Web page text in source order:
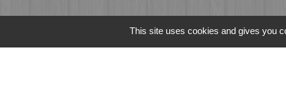
Liens
This site uses cookies and gives you